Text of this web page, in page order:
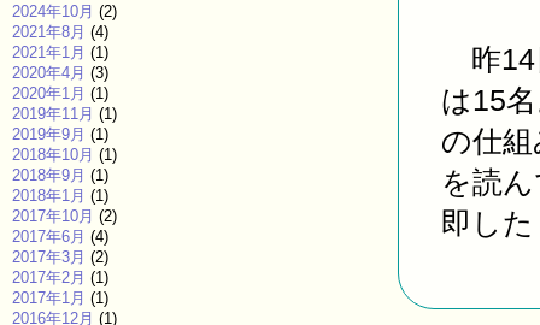
昨14
は15
の仕
を読
即し
2024年10月 (2)
2021年8月 (4)
2021年1月 (1)
2020年4月 (3)
2020年1月 (1)
2019年11月 (1)
2019年9月 (1)
2018年10月 (1)
2018年9月 (1)
2018年1月 (1)
2017年10月 (2)
2017年6月 (4)
2017年3月 (2)
2017年2月 (1)
2017年1月 (1)
2016年12月 (1)